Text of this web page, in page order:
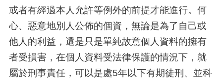
或者有經過本人允許等例外的前提才能進行。何
心、惡意地別人公佈的個資，無論是為了自己或
他人的利益，還是只是單純故意個人資料的擁有
者受損害，在個人資料受法律保護的情況下，就
屬於刑事責任，可以是處5年以下有期徒刑、並科